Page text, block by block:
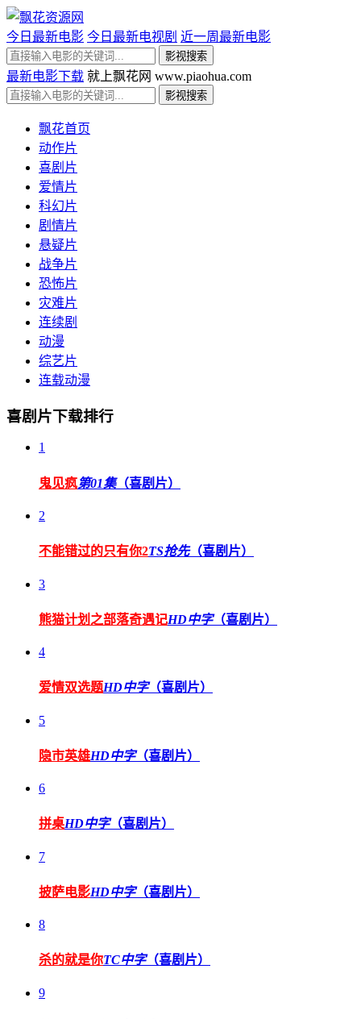
今日最新电影 今日最新电视剧 近一周最新电影
最新电影下载 就上飘花网 www.piaohua.com
飘花首页
动作片
喜剧片
爱情片
科幻片
剧情片
悬疑片
战争片
恐怖片
灾难片
连续剧
动漫
综艺片
连载动漫
喜剧片下载排行
1
鬼见疯第01集（喜剧片）
2
不能错过的只有你2TS抢先（喜剧片）
3
熊猫计划之部落奇遇记HD中字（喜剧片）
4
爱情双选题HD中字（喜剧片）
5
隐市英雄HD中字（喜剧片）
6
拼桌HD中字（喜剧片）
7
披萨电影HD中字（喜剧片）
8
杀的就是你TC中字（喜剧片）
9